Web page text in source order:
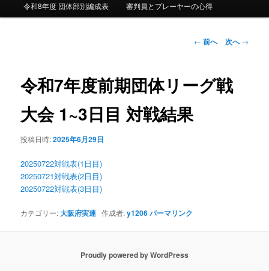
令和8年度 団体部別編成表 審判員とプレーヤーの心得
投稿ナビゲーシ
← 前へ 次へ→
令和7年度前期団体リーグ戦
大会 1~3日目 対戦結果
投稿日時:2025年6月29日
20250722対戦表(1日目)
20250721対戦表(2日目)
20250722対戦表(3日目)
カテゴリー:大阪府実連 作成者:y1206パーマリンク
Proudly powered by WordPress